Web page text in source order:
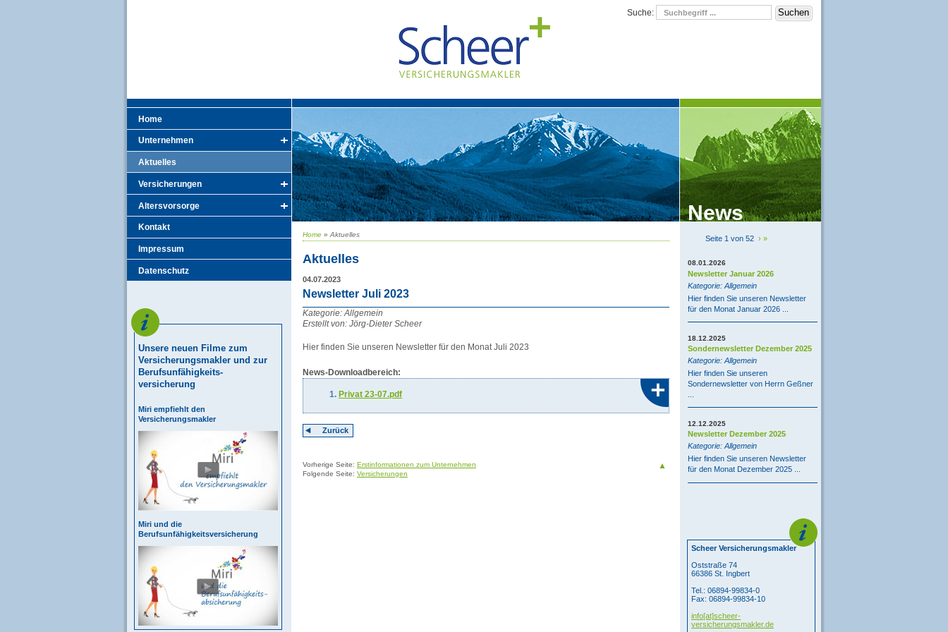
Suche:
Home»Aktuelles
Aktuelles
04.07.2023
Newsletter Juli 2023
Kategorie: Allgemein
Erstellt von: Jörg-Dieter Scheer
Hier finden Sie unseren Newsletter für den Monat Juli 2023
News-Downloadbereich:
Privat 23-07.pdf
Zurück
▲
Vorherige Seite: Erstinformationen zum Unternehmen
Folgende Seite: Versicherungen
News
Seite 1 von 52 › »
08.01.2026
Newsletter Januar 2026
Kategorie: Allgemein
Hier finden Sie unseren Newsletter
für den Monat Januar 2026 ...
18.12.2025
Sondernewsletter Dezember 2025
Kategorie: Allgemein
Hier finden Sie unseren
Sondernewsletter von Herrn Geßner
12.12.2025
Newsletter Dezember 2025
Kategorie: Allgemein
Hier finden Sie unseren Newsletter
für den Monat Dezember 2025 ...
Scheer Versicherungsmakler
Oststraße 74
66386 St. Ingbert
Tel.: 06894-99834-0
Fax: 06894-99834-10
info[at]scheer-
versicherungsmakler.de
Home
Unternehmen
Aktuelles
Versicherungen
Altersvorsorge
Kontakt
Impressum
Datenschutz
Unsere neuen Filme zum
Versicherungsmakler und zur
Berufsunfähigkeits-
versicherung
Miri empfiehlt den
Versicherungsmakler
Miri und die
Berufsunfähigkeitsversicherung